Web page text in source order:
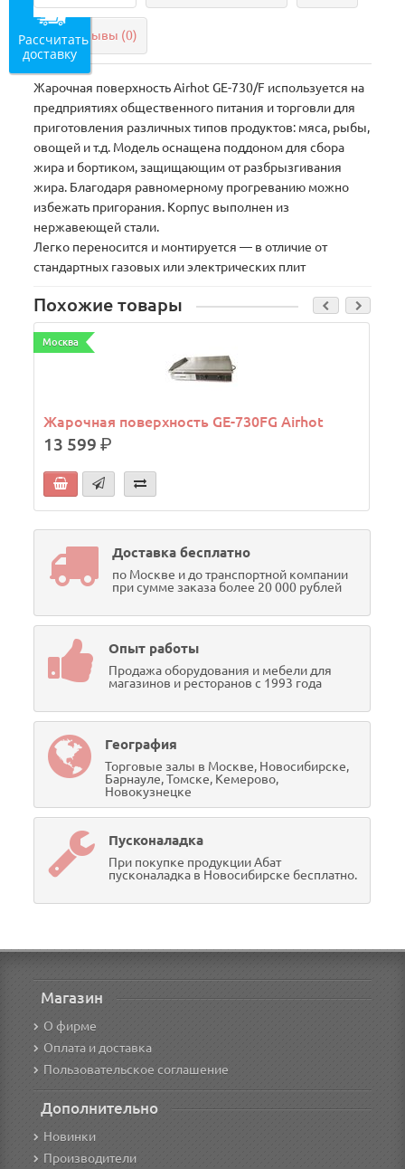
Отзывы (0)
Жарочная поверхность Airhot GE-730/F используется на
предприятиях общественного питания и торговли для
приготовления различных типов продуктов: мяса, рыбы,
овощей и т.д. Модель оснащена поддоном для сбора
жира и бортиком, защищающим от разбрызгивания
жира. Благодаря равномерному прогреванию можно
избежать пригорания. Корпус выполнен из
нержавеющей стали.
Легко переносится и монтируется — в отличие от
стандартных газовых или электрических плит
Похожие товары
Москва
Жарочная поверхность GE-730FG Airhot
13 599р.
Доставка бесплатно
по Москве и до транспортной компании
при сумме заказа более 20 000 рублей
Опыт работы
Продажа оборудования и мебели для
магазинов и ресторанов с 1993 года
География
Торговые залы в Москве, Новосибирске,
Барнауле, Томске, Кемерово,
Новокузнецке
Пусконаладка
При покупке продукции Абат
пусконаладка в Новосибирске бесплатно.
Магазин
О фирме
Оплата и доставка
Пользовательское соглашение
Дополнительно
Новинки
Производители
Рассчитать
доставку